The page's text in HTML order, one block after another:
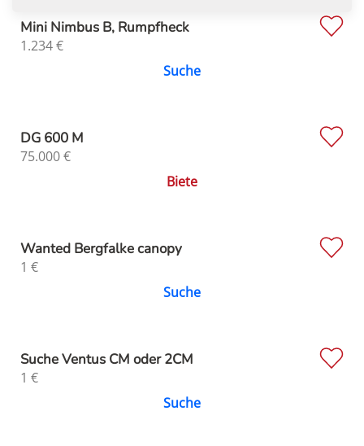
Mini Nimbus B, Rumpfheck
1.234€
Suche
DG 600 M
75.000€
Biete
Wanted Bergfalke canopy
1 €
Suche
Suche Ventus CM oder 2CM
1 €
Suche